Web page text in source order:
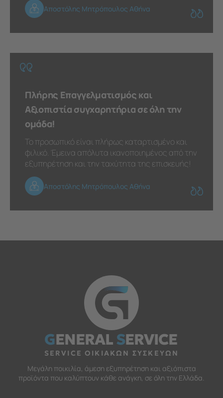
Αποστόλης Μητρόπουλος Αθήνα
Πλήρης Επαγγελματισμός και
Αξιοπιστία συγχαρητήρια σε όλη την
ομάδα!
Το προσωπικό είναι πλήρως καταρτισμένο και
φιλικό. Έμεινα απόλυτα ικανοποιημένος από την
εξυπηρέτηση και την ταχύτητα της επισκευής!
Αποστόλης Μητρόπουλος Αθήνα
GENERALSERVICE
SERVICE ΟΙΚΙΑΚΩΝ ΣΥΣΚΕΥΩΝ
Μεγάλη ποικιλία, άμεση εξυπηρέτηση και αξιόπιστα
προϊόντα που καλύπτουν κάθε ανάγκη, σε όλη την Ελλάδα.